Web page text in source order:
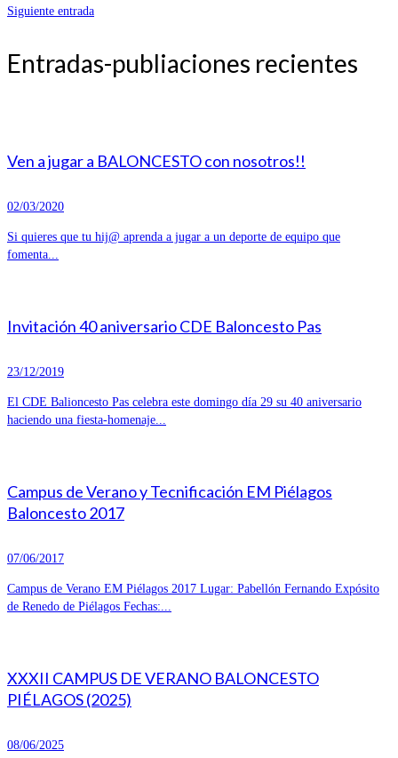
Siguiente entrada
Entradas-publiaciones recientes
Ven a jugar a BALONCESTO con nosotros!!
02/03/2020
Si quieres que tu hij@ aprenda a jugar a un deporte de equipo que
fomenta...
Invitación 40 aniversario CDE Baloncesto Pas
23/12/2019
El CDE Balioncesto Pas celebra este domingo día 29 su 40 aniversario
haciendo una fiesta-homenaje...
Campus de Verano y Tecnificación EM Piélagos
Baloncesto 2017
07/06/2017
Campus de Verano EM Piélagos 2017 Lugar: Pabellón Fernando Expósito
de Renedo de Piélagos Fechas:...
XXXII CAMPUS DE VERANO BALONCESTO
PIÉLAGOS (2025)
08/06/2025